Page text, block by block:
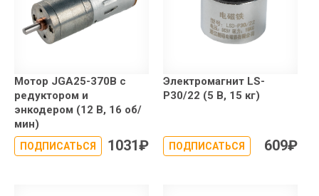
Мотор JGA25-370B с
редуктором и
энкодером (12 В, 16 об/
мин)
ПОДПИСАТЬСЯ 1031₽
Электромагнит LS-
P30/22 (5 В, 15 кг)
ПОДПИСАТЬСЯ 609₽